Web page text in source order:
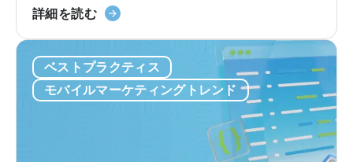
ン
い
詳細を読むア
の
リ
テ
ベストプラクティス
モバイルマーケティングトレンド